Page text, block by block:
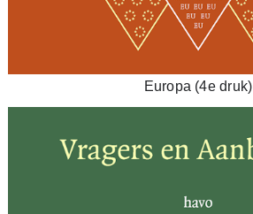
Europa (4e druk)